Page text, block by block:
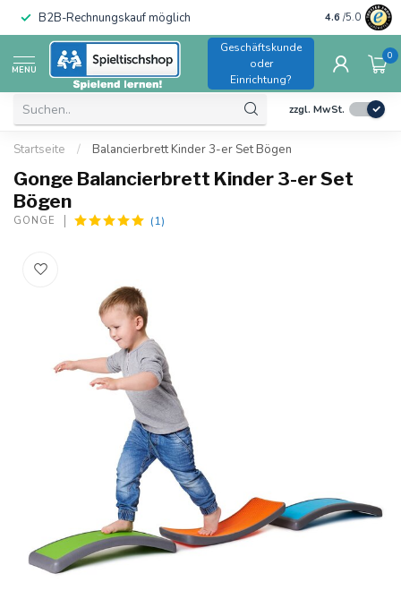
B2B-Rechnungskauf möglich 4.6 /5.0
MENU
Geschäftskunde
oder
Einrichtung?
0
zzgl. MwSt.
Startseite / Balancierbrett Kinder 3-er Set Bögen
Gonge Balancierbrett Kinder 3-er Set
Bögen
GONGE (1)